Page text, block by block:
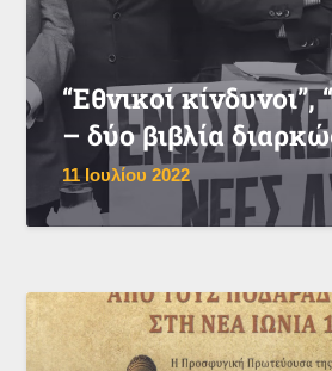
“Εθνικοί κίνδυνοι”,
– δύο βιβλία
11 Ιουλίου 2022